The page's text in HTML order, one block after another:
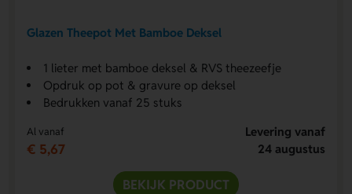
Glazen Theepot Met Bamboe Deksel
1 lieter met bamboe deksel & RVS theezeefje
Opdruk op pot & gravure op deksel
Bedrukken vanaf 25 stuks
Al vanaf
€ 5,67
Levering vanaf
24 augustus
BEKIJK PRODUCT